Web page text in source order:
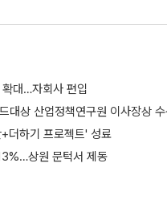
대…자회사 편입
대상 산업정책연구원 이사장상
더하기 프로젝트' 성료
상원 문턱서 제동